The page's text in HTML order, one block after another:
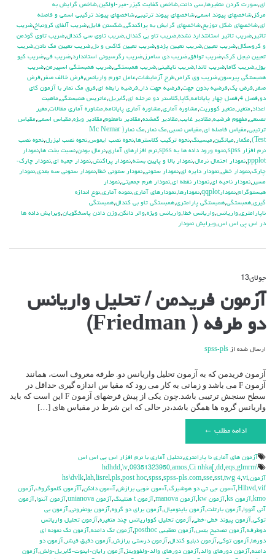
اي,سورت كردن متغيرها,سي دانت,شاخص كفايت كيزر-مير-اولكين,شاخص گرايش به
مركز ,شاخصهاي پيوند اسمي,شاخصهاي پيوند ترتيبي,شاخصهاي پيوند تركيبي اسمي و فاصله
اي,شاخصهاي شكل توزيع,شاخصهاي گرايش به پراكندگي,شكستن فايل,ضريب آلفاي کرونباخ,ضريب
تاثير ,ضريب تاثير استانتدارد نشده,ضريب تاو بي كندال,ضريب تاوي سي كندال,ضريب تاوي گودمن
و كروسكال,ضريب تعيين,ضريب تعيين پژدو,ضريب تعيين كاكس و نل,ضريب تعيين مك نادن,ضريب
تعيين نيجل كرك,ضريب توافق,ضريب دي سامرز ,ضريب رگرسيوني استاندارد,ضريب في,ضريب كيو
يول,ضريب گاما,ضريب لاندا,ضريب نايقيني,ضريب همبستگي,ضريب همبستگي اسپيرمن,ضريب
همبستگي پيرسون,ضريب وي كرامر ,طرح آزمايشات,عامل تورم واريانس,فرض خالف صفر ,فرض
صفر ,فرض يك,فرضيه بدون جهت,فرضيه جهت دار ,فرضيه رابطه اي,فرق مك نمار با آزمون كاي
دو,فصل 4 ,فصل چهار پايانامه,كاپا,كلاستر دو مرحله اي,گابريل,ماتريس همبستگي,ماهيت
اعداد,متغير ,متغير كووريت,مشاوره آماري,مشاوره آماري پايانامه,مشاوره آماري مقالات,مغير
تصنعي,مفهوم فرضيه,مقادير غايب,مقادير گمشده,مقادير نامعلوم,مقادير ويژه,مقياس اسمي,مقياس
ترتيبي,مقياس فاصله اي,مقياس نسبي,مك نمار ,
مك نمار( Mc Nemar
Test)
,مكمار ,ميانگين,ميسينگ,نحوه تركيب كلاسترها,نحوه نصب ايموس,نحوه نصب ليزرل,نحوه نصب
نرم افزار spss
,نحوه ورود داده ها به spss ,نرم افزارهاي آماري,نرمال بودن,نسبت بخت ها,نمودار
ppplot
,نمودار احتمال نرمال,نمودار بالا و پايين بسته,نمودار پراكنش,نمودار جعبه اي,نمودار چارك-
چارك,نمودار خطي,نمودار دايره اي,نمودار ستوني,نمودار ستوني خطا,نمودار ستوني سه بعدي,نمودار
مسير ,نمودار ناحيه اي,نمودار نقطه اي,نمودار هرم جمعيتي,نمودار
هيستوگرام,نمودارqqplot ,نمودارها,نمودارهاي آماري,نمونه آماري,نوع اندازه
گيري,همبستگي,همبستگي پارامتري,همبستگي تاو بي کندال,همبستگي
ناپارامتري,واريانس,واريانس خطا,واريانس ويژه,والر دانكن,وزن دادن پاسخگويان,ويرايش داده ها
در اس پي اس اس,ويرايش نمودار
جولای13
آزمون
فریدمن
/
تحلیل
دو
Friedman)
آزمون فریدمن / تحلیل واریانس
دو طرفه ( Friedman)
ارسال شده از spss-pls
آزمون فریدمن که به آزمون تحلیل واریانس دو. طرفه معروف است، همانند
آزمون F می باشد و زمانی به کار می رود که مقیا س اندازه گیری حداقل در
سطح سنجش ترتیبی باشد.چون یکی از پیش فرضهای آزمون F این است که باید
واریانس گروه ها همگن باشد،در حالی که این شرط در مقیاس های […]
ادامه مطلب ←
آزمون هاي آماري نا پارامتري,تحليل آماري با نرم افزار اس پي اس اس
\hdhdd
,\v,09351323950,amos,Ci nhka[ ,dd,eqs,glmrm
آزمون,
hs\dvlk,lah,lisrel,pls,post hoc,spss,spss-pls.com,sse,sst,twg 4,vi
Hlhvd,vif
,آ»مون جي تي دو هوشبرگ,آ»مون خوبي برازش,آ»مون دانكن,آآزمون كلموگروف,آزمون
kmo
,آزمون ks ,آزمون kw ,آزمون manova ,آزمون t هتلينگ ,آزمون unianova ,آزمون آننوا,آزمون
آني آنووا,آزمون بارتلت,آزمون باينوميال,آزمون براي دو گروه,آزمون بونفروني,آزمون بي
توكي,آزمون پيوند خطي-خطي,آزمون تحليل كوواريانس چند متغيره,آزمون تحليل واريانس
دوطرفه,آزمون تصحيح يتس,آزمون تعقيبي posthoc ,آزمون تك دامنه,آزمون تك نمونه اي
دورها,آزمون توكي,آزمون دبليو كندال,آزمون درستي برازش,آزمون دقيق فيشر ,آزمون دو
دامنه,آزمون دورهاي والد,آزمون دورهاي والد-ولفوويتز ,آزمون رايان-اينوت-گابريل-ولش,آزمون